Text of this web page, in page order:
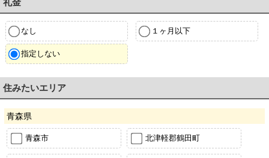
なし １ヶ月以下
指定しない
住みたいエリア
青森県
青森市 北津軽郡鶴田町